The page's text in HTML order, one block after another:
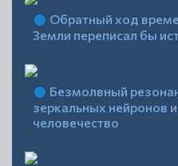
Обратный ход
Земли переписал бы
Безмолвный
зеркальных нейронов
человечество